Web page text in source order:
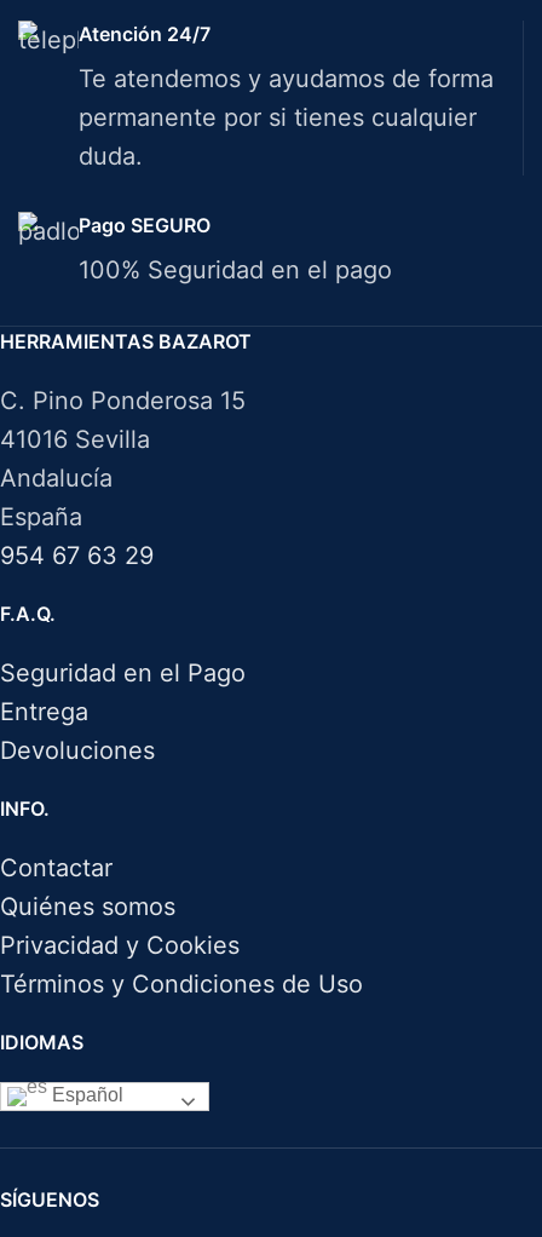
Atención 24/7
Te atendemos y ayudamos de forma
permanente por si tienes cualquier
duda.
Pago SEGURO
100% Seguridad en el pago
HERRAMIENTAS BAZAROT
C. Pino Ponderosa 15
41016 Sevilla
Andalucía
España
954 67 63 29
F.A.Q.
Seguridad en el Pago
Entrega
Devoluciones
INFO.
Contactar
Quiénes somos
Privacidad y Cookies
Términos y Condiciones de Uso
IDIOMAS
Español
SÍGUENOS